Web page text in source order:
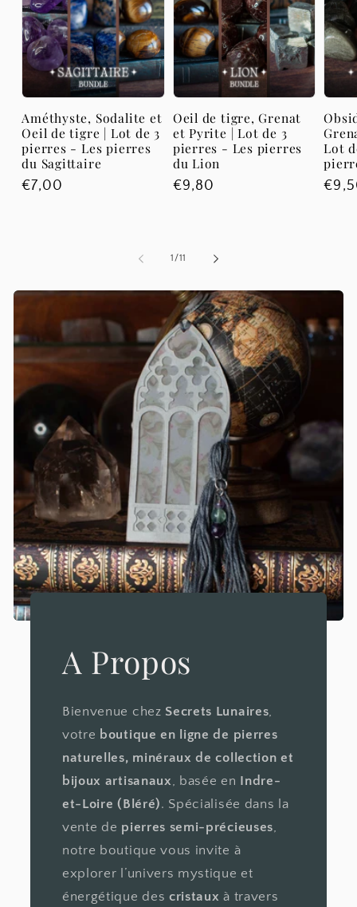
Améthyste, Sodalite et
Oeil de tigre | Lot de 3
pierres - Les pierres
du Sagittaire
Prix
€7,00
Oeil de tigre, Grenat
et Pyrite | Lot de 3
pierres - Les pierres
du Lion
Prix
€9,80
Lot
Prix
1 /de
11
A Propos
Bienvenue chez Secrets Lunaires
votre boutique en ligne de pierres
naturelles, minéraux de collection et
bijoux artisanaux , basée en Indre-
et-Loire (Bléré). Spécialisée dans la
vente de pierres semi-précieuses
notre boutique vous invite à
explorer l’univers mystique et
énergétique des cristaux à travers